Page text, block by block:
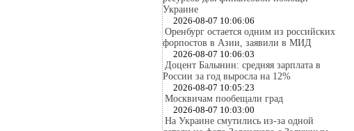
Украине
2026-08-07 10:06:06
Оренбург остается одним из российских
форпостов в Азии, заявили в МИД
2026-08-07 10:06:03
Доцент Балынин: средняя зарплата в
России за год выросла на 12%
2026-08-07 10:05:23
Москвичам пообещали град
2026-08-07 10:03:00
На Украине смутились из-за одной